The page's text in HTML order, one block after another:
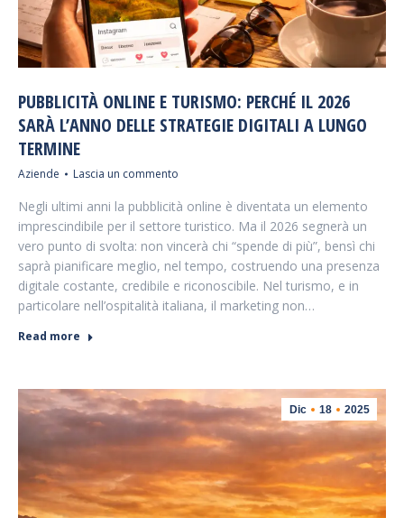
PUBBLICITÀ ONLINE E TURISMO: PERCHÉ IL 2026
SARÀ L’ANNO DELLE STRATEGIE DIGITALI A LUNGO
TERMINE
Aziende Lascia un commento
Negli ultimi anni la pubblicità online è diventata un elemento
imprescindibile per il settore turistico. Ma il 2026 segnerà un
vero punto di svolta: non vincerà chi “spende di più”, bensì chi
saprà pianificare meglio, nel tempo, costruendo una presenza
digitale costante, credibile e riconoscibile. Nel turismo, e in
particolare nell’ospitalità italiana, il marketing non…
Read more
Dic 18 2025